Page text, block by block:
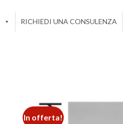
RICHIEDI UNA CONSULENZA
In offerta!